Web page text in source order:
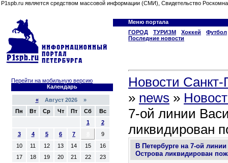
P1spb.ru является средством массовой информации (СМИ), Свидетельство
Меню портала
ГОРОД
ТУРИЗМ Хоккей
Футбол
Последние новости
Перейти на мобильную версию
Календарь
«Август 2026 »
Пн
Вт Ср Чт Пт Сб
Вс
1
2
3
4 5 6 7
9
10
11 12 13 14 15
16
17
18 19 20 21 22
23
Новости Санкт-
» news »
7-ой линии
ликвидирован
В Петербурге на 7-ой
Острова ликвидирован